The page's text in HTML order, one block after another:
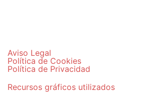
Aviso Legal
Política de Cookies
Política de Privacidad
Recursos gráficos utilizados